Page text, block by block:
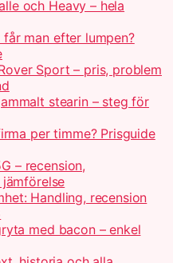
och Heavy – hela
man efter lumpen?
Sport – pris, problem
stearin – steg för
per timme? Prisguide
– recension,
Handling, recension
med bacon – enkel